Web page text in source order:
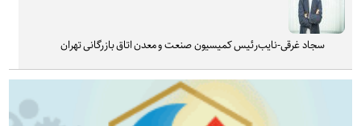
سجاد غرقی-نایب‌رئیس کمیسیون صنعت و معدن اتاق بازرگانی تهران